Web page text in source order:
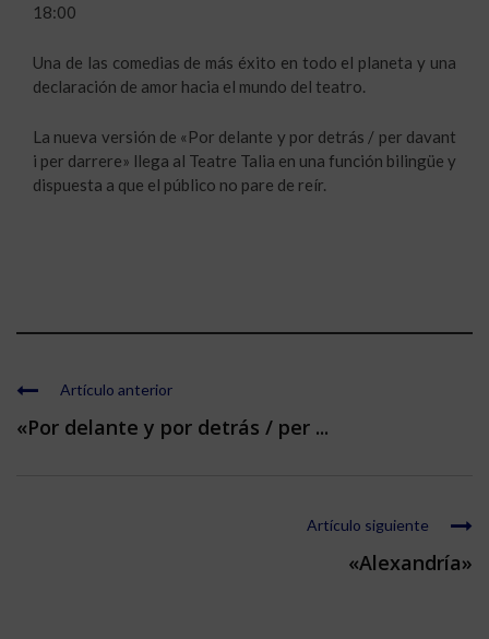
18:00
Una de las comedias de más éxito en todo el planeta y una
declaración de amor hacia el mundo del teatro.
La nueva versión de «Por delante y por detrás / per davant
i per darrere» llega al Teatre Talia en una función bilingüe y
dispuesta a que el público no pare de reír.
Artículo anterior
«Por delante y por detrás / per ...
Artículo siguiente
«Alexandría»